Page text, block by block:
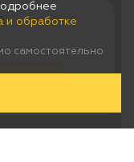
и обработке
самостоятельно